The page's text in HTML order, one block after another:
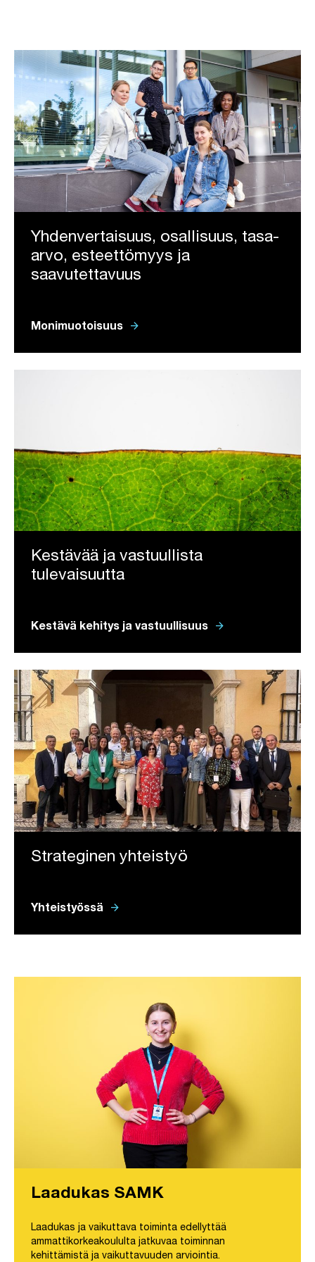
Yhdenvertaisuus, osallisuus, tasa-
arvo, esteettömyys ja
saavutettavuus
Monimuotoisuus arrow_forward
Kestävää ja vastuullista
tulevaisuutta
Kestävä kehitys ja vastuullisuus arrow_forward
Strateginen yhteistyö
Yhteistyössä arrow_forward
Laadukas SAMK
Laadukas ja vaikuttava toiminta edellyttää
ammattikorkeakoululta jatkuvaa toiminnan
kehittämistä ja vaikuttavuuden arviointia.